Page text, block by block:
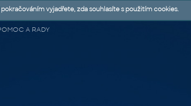
A RADY
vyjadřete, zda souhlasíte s použitím cookies.